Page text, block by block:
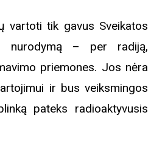
vartoti tik gavus Sveikatos
nurodymą – per radiją,
priemones. Jos nėra
ir bus veiksmingos
pateks radioaktyvusis